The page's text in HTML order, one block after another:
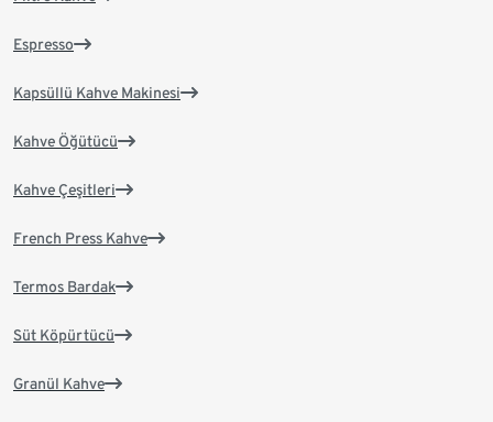
Espresso
Kapsüllü Kahve Makinesi
Kahve Öğütücü
Kahve Çeşitleri
French Press Kahve
Termos Bardak
Süt Köpürtücü
Granül Kahve